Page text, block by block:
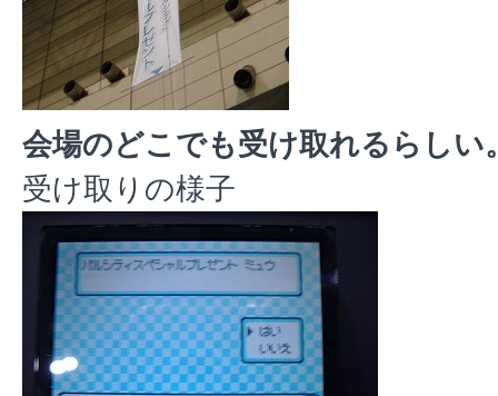
会場のどこでも受け取れるらしい
受け取りの様子